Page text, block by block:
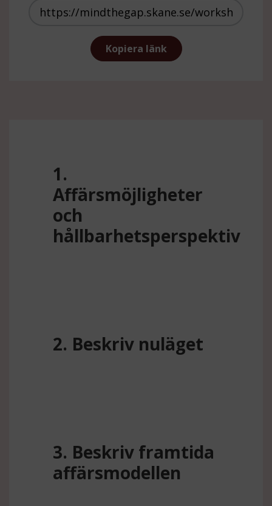
https://mindthegap.skane.se/
Kopiera länk
1.
Affärsmöjligheter
och
hållbarhetsperspektiv
2. Beskriv nuläget
3. Beskriv framtida
affärsmodellen